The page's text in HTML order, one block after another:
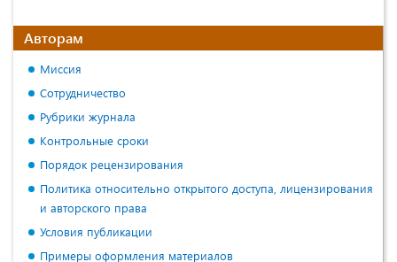
Авторам
Миссия
Сотрудничество
Рубрики журнала
Контрольные сроки
Порядок рецензирования
Политика относительно открытого доступа, лицензирования
и авторского права
Условия публикации
Примеры оформления материалов